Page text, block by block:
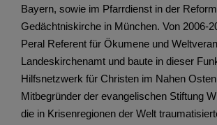
Bayern, sowie im Pfarrdienst in der
Gedächtniskirche in München. Von 2006-
Peral Referent für Ökumene und
Landeskirchenamt und baute in dieser
Hilfsnetzwerk für Christen im Nahen
Mitbegründer der evangelischen Stiftung
die in Krisenregionen der Welt